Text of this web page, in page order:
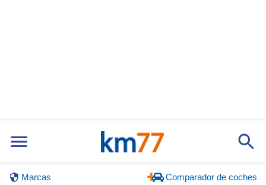
Marcas Comparador de coches